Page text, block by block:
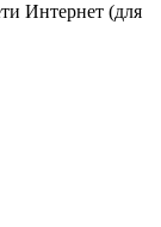
Интернет (для